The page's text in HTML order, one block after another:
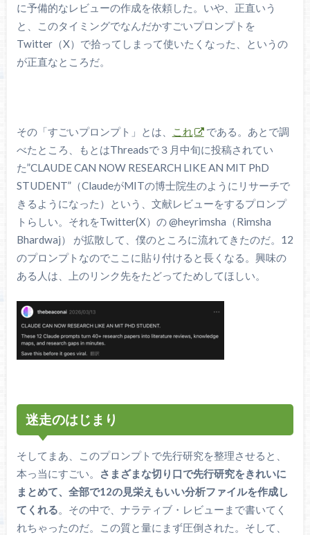
に予備的なレビューの作成を依頼した。いや、正直いう
と、このタイミングでなんだかすごいプロンプトを
Twitter（X）で拾ってしまって使いたくなった、というの
が正直なところだ。
その「すごいプロンプト」とは、 これ
である。あとで調
べたところ、もとはThreadsで３月中旬に投稿されてい
た”CLAUDE CAN NOW RESEARCH LIKE AN MIT PhD
STUDENT”（ClaudeがMITの博士院生のようにリサーチで
きるようになった）という、文献レビューをするプロンプ
トらしい。それをTwitter(X）の @heyrimsha（Rimsha
Bhardwaj） が拡散して、僕のところに流れてきたのだ。12
のプロンプトなのでここに貼り付けると長くなる。興味の
ある人は、上のリンク先をたどってためしてほしい。
迷走のはじまり
そしてまあ、このプロンプトで先行研究を整理させると、
本っ当にすごい。
さまざまな切り口で先行研究をきれいに
まとめて、全部で12の見栄えもいい分析ファイルを作成し
てくれる。その中で、ナラティブ・レビューまで書いてく
れちゃったのだ。この質と量にまず圧倒された。そして、